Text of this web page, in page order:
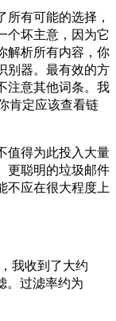
有可能的选择，
个坏主意，因为它
解析所有内容，你
别器。最有效的方
注意其他词条。我
肯定应该查看链
值得为此投入大量
更聪明的垃圾邮件
不应在很大程度上
我收到了大约
。过滤率约为